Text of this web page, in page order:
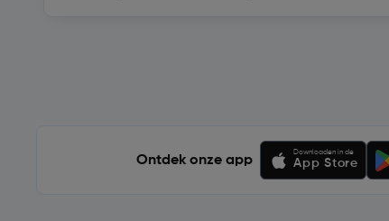
Ontdek onze app
Downloaden in de
App Store